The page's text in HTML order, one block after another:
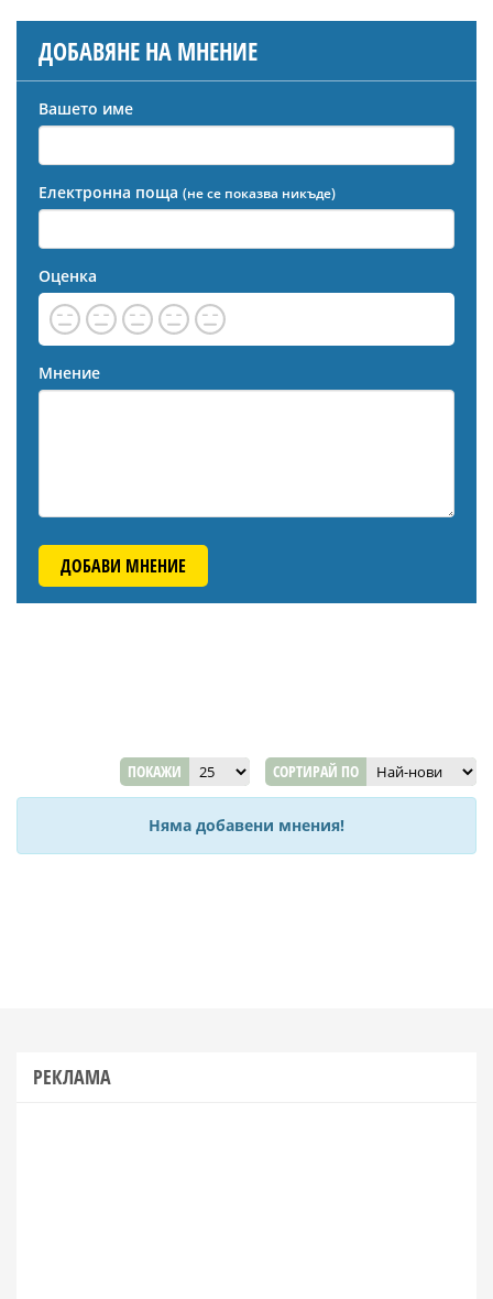
ДОБАВЯНЕ НА МНЕНИЕ
Вашето име
Електронна поща (не се показва никъде)
Оценка
Мнение
ДОБАВИ МНЕНИЕ
ПОКАЖИ СОРТИРАЙ ПО
Няма добавени мнения!
РЕКЛАМА